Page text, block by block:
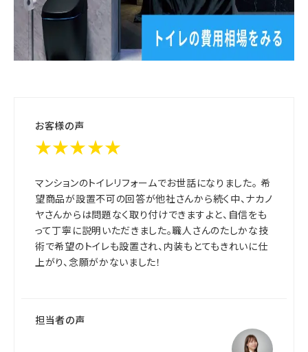
お客様の声
★★★★★
マンションのトイレリフォームでお世話になりました。 希
望商品が設置不可の回答が他社さんから続く中、ナカノ
ヤさんからは問題なく取り付けできますよと、自信をも
って丁寧に説明いただきました。職人さんのたしかな技
術で希望のトイレも設置され、内装もとてもきれいに仕
上がり、念願がかないました！
担当者の声